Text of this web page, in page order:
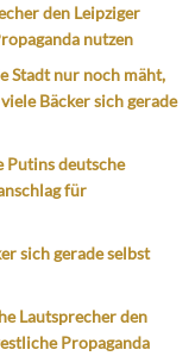
den Leipziger
nutzen
Stadt nur noch mäht,
Bäcker sich gerade
Putins deutsche
für
sich gerade selbst
Lautsprecher den
Propaganda